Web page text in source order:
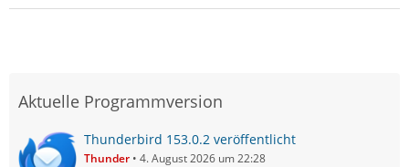
Aktuelle Programmversion
Thunderbird 153.0.2 veröffentlicht
Thunder 4. August 2026 um 22:28